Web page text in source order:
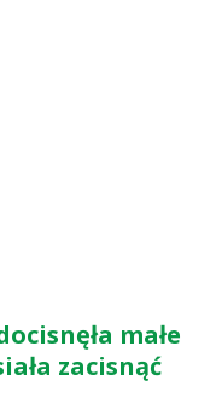
małe
zacisnąć